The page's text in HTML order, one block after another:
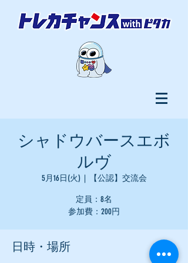
シャドウバースエボ
ルヴ
5月16日(火)
  |
【公認】交流会
定員：8名
参加費：200円
日時・場所